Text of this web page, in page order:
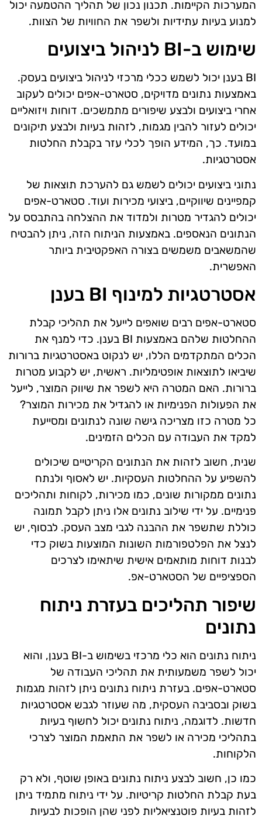
המערכות הקיימות. תכנון נכון של תהליך ההטמעה יכול
למנוע בעיות עתידיות ולשפר את החוויות של הצוות.
שימוש ב-BI לניהול ביצועים
BI בענן יכול לשמש ככלי מרכזי לניהול ביצועים בעסק.
באמצעות נתונים מדויקים, סטארט-אפים יכולים לעקוב
אחרי ביצועים ולבצע שיפורים מתמשכים. דוחות ויזואליים
יכולים לעזור להבין מגמות, לזהות בעיות ולבצע תיקונים
במועד. כך, המידע הופך לכלי עזר בקבלת החלטות
אסטרטגיות.
נתוני ביצועים יכולים לשמש גם להערכת תוצאות של
קמפיינים שיווקיים, ביצועי מכירות ועוד. סטארט-אפים
יכולים להגדיר מטרות ולמדוד את ההצלחה בהתבסס על
הנתונים הנאספים. באמצעות הניתוח הזה, ניתן להבטיח
שהמשאבים משמשים בצורה האפקטיבית ביותר
האפשרית.
אסטרטגיות למינוף BI בענן
סטארט-אפים רבים שואפים לייעל את תהליכי קבלת
ההחלטות שלהם באמצעות BI בענן. כדי למנף את
הכלים המתקדמים הללו, יש לנקוט באסטרטגיות ברורות
שיביאו לתוצאות אופטימליות. ראשית, יש לקבוע מטרות
ברורות. האם המטרה היא לשפר את שיווק המוצר, לייעל
את הפעולות הפנימיות או להגדיל את מכירות המוצר?
כל מטרה כזו מצריכה גישה שונה לנתונים ומסייעת
למקד את העבודה עם הכלים הזמינים.
שנית, חשוב לזהות את הנתונים הקריטיים שיכולים
להשפיע על ההחלטות העסקיות. יש לאסוף ולנתח
נתונים ממקורות שונים, כמו מכירות, לקוחות ותהליכים
פנימיים. על ידי שילוב נתונים אלו ניתן לקבל תמונה
כוללת שתשפר את ההבנה לגבי מצב העסק. לבסוף, יש
לנצל את הפלטפורמות השונות המוצעות בשוק כדי
לבנות דוחות מותאמים אישית שיתאימו לצרכים
הספציפיים של הסטארט-אפ.
שיפור תהליכים בעזרת ניתוח
נתונים
ניתוח נתונים הוא כלי מרכזי בשימוש ב-BI בענן, והוא
יכול לשפר משמעותית את תהליכי העבודה של
סטארט-אפים. בעזרת ניתוח נתונים ניתן לזהות מגמות
בשוק ובסביבה העסקית, מה שעוזר לגבש אסטרטגיות
חדשות. לדוגמה, ניתוח נתונים יכול לחשוף בעיות
בתהליכי מכירה או לשפר את התאמת המוצר לצרכי
הלקוחות.
כמו כן, חשוב לבצע ניתוח נתונים באופן שוטף, ולא רק
בעת קבלת החלטות קריטיות. על ידי ניתוח מתמיד ניתן
לזהות בעיות פוטנציאליות לפני שהן הופכות לבעיות